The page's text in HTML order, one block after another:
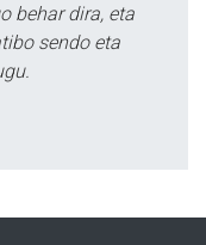
behar dira, eta
sendo eta